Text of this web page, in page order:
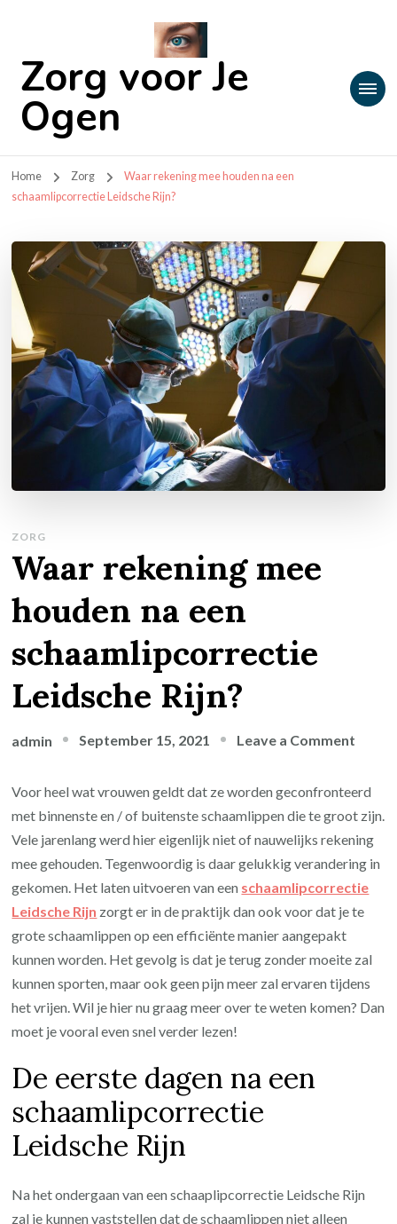
Zorg voor Je
Ogen
Home Zorg
Waar rekening mee houden na een
schaamlipcorrectie Leidsche Rijn?
ZORG
Waar rekening mee
houden na een
schaamlipcorrectie
Leidsche Rijn?
admin September 15, 2021 Leave a Comment
mee
na
een
Rijn?
Voor heel wat vrouwen geldt dat ze worden geconfronteerd
met binnenste en / of buitenste schaamlippen die te groot zijn.
Vele jarenlang werd hier eigenlijk niet of nauwelijks rekening
mee gehouden. Tegenwoordig is daar gelukkig verandering in
gekomen. Het laten uitvoeren van een schaamlipcorrectie
Leidsche Rijn zorgt er in de praktijk dan ook voor dat je te
grote schaamlippen op een efficiënte manier aangepakt
kunnen worden. Het gevolg is dat je terug zonder moeite zal
kunnen sporten, maar ook geen pijn meer zal ervaren tijdens
het vrijen. Wil je hier nu graag meer over te weten komen? Dan
moet je vooral even snel verder lezen!
De eerste dagen na een
schaamlipcorrectie
Leidsche Rijn
Na het ondergaan van een schaaplipcorrectie Leidsche Rijn
zal je kunnen vaststellen dat de schaamlippen niet alleen